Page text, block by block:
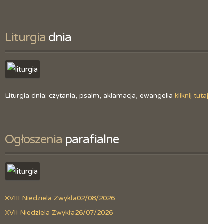
Liturgia dnia
Liturgia dnia: czytania, psalm, aklamacja, ewangelia kliknij tutaj
Ogłoszenia parafialne
XVIII Niedziela Zwykła02/08/2026
XVII Niedziela Zwykła26/07/2026